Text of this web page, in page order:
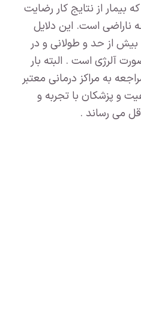
از نتایج کار رضایت
ناراضی است. این دلایل
بیش از حد و طولانی و در
آلرژی است . البته بار
به مراکز درمانی معتبر
و پزشکان با تجربه و
می رساند .